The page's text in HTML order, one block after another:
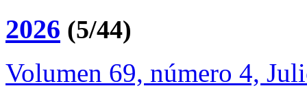
2026 (5/44)
Volumen 69, número 4,